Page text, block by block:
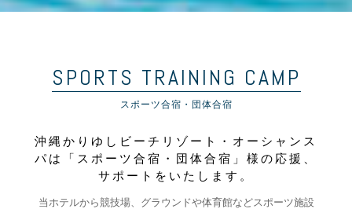
SPORTS TRAINING CAMP
スポーツ合宿・団体合宿
沖縄かりゆしビーチリゾート・オーシャンス
パは「スポーツ合宿・団体合宿」様の応援、
サポートをいたします。
当ホテルから競技場、グラウンドや体育館などスポーツ施設